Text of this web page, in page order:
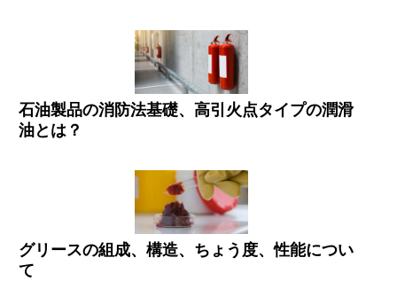
石油製品の消防法基礎、高引火点タイプの潤滑
油とは？
グリースの組成、構造、ちょう度、性能につい
て